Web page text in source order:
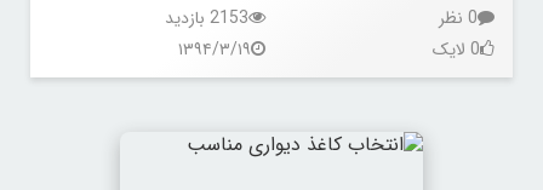
0 نظر
2153 بازدید
0 لایک
۱۳۹۴/۳/۱۹